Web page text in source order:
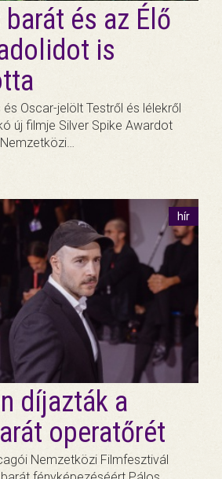
és az Élő
is
Oscar-jelölt Testről és lélekről
új filmje Silver Spike Awardot
hír
díjazták a
operatőrét
Nemzetközi Filmfesztivál